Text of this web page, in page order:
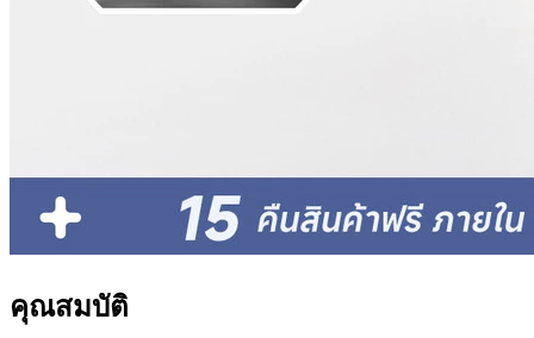
คุณสมบัติ